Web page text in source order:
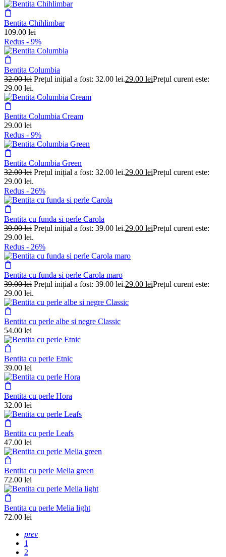
Bentita Chihlimbar
109.00 lei
Redus - 9%
Bentita Columbia
32.00lei Prețul inițial a fost: 32.00 lei.29.00 leiPrețul curent este:
29.00 lei.
Bentita Columbia Cream
29.00 lei
Redus - 9%
Bentita Columbia Green
32.00lei Prețul inițial a fost: 32.00 lei.29.00 leiPrețul curent este:
29.00 lei.
Redus - 26%
Bentita cu funda si perle Carola
39.00lei Prețul inițial a fost: 39.00 lei.29.00 leiPrețul curent este:
29.00 lei.
Redus - 26%
Bentita cu funda si perle Carola maro
39.00lei Prețul inițial a fost: 39.00 lei.29.00 leiPrețul curent este:
29.00 lei.
Bentita cu perle albe si negre Classic
54.00 lei
Bentita cu perle Etnic
39.00 lei
Bentita cu perle Hora
32.00 lei
Bentita cu perle Leafs
47.00 lei
Bentita cu perle Melia green
72.00 lei
Bentita cu perle Melia light
72.00 lei
prev
1
2